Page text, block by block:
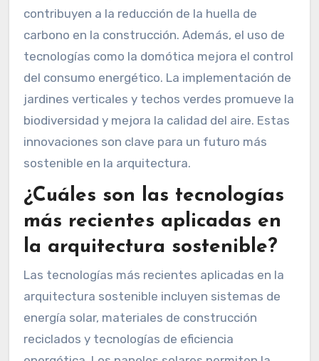
contribuyen a la reducción de la huella de
carbono en la construcción. Además, el uso de
tecnologías como la domótica mejora el control
del consumo energético. La implementación de
jardines verticales y techos verdes promueve la
biodiversidad y mejora la calidad del aire. Estas
innovaciones son clave para un futuro más
sostenible en la arquitectura.
¿Cuáles son las tecnologías
más recientes aplicadas en
la arquitectura sostenible?
Las tecnologías más recientes aplicadas en la
arquitectura sostenible incluyen sistemas de
energía solar, materiales de construcción
reciclados y tecnologías de eficiencia